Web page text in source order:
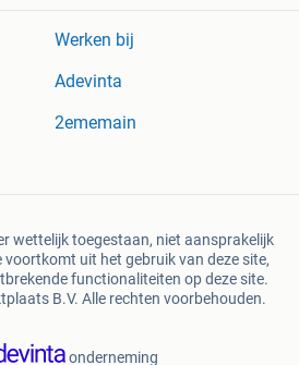
Werken bij
Adevinta
2ememain
wettelijk toegestaan, niet aansprakelijk
uit het gebruik van deze site,
functionaliteiten op deze site.
B.V. Alle rechten voorbehouden.
onderneming